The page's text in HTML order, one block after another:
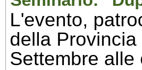
L'evento,
della
Settembre